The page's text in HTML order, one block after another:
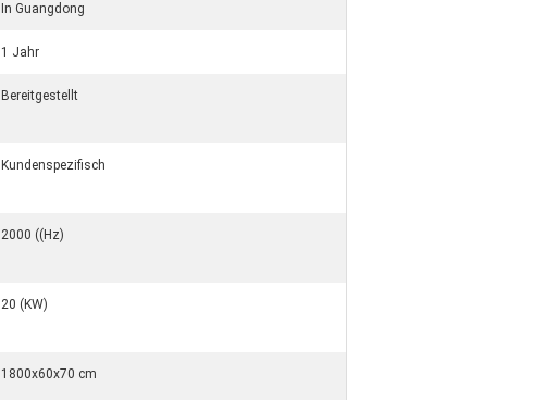
In Guangdong
1 Jahr
Bereitgestellt
Kundenspezifisch
2000 ((Hz)
20 (KW)
1800x60x70 cm